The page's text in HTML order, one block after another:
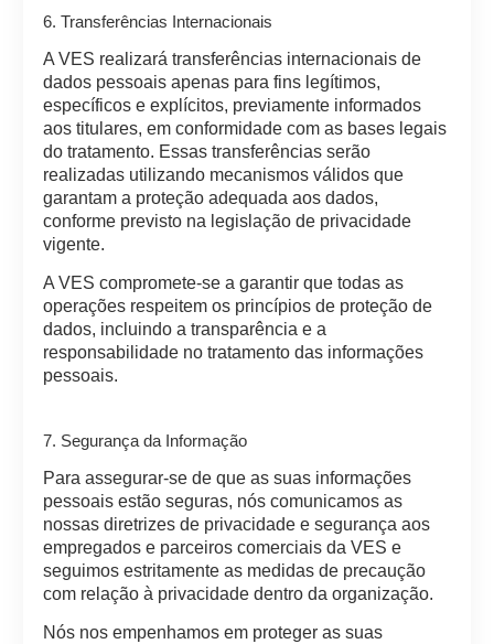
6. Transferências Internacionais
A VES realizará transferências internacionais de
dados pessoais apenas para fins legítimos,
específicos e explícitos, previamente informados
aos titulares, em conformidade com as bases legais
do tratamento. Essas transferências serão
realizadas utilizando mecanismos válidos que
garantam a proteção adequada aos dados,
conforme previsto na legislação de privacidade
vigente.
A VES compromete-se a garantir que todas as
operações respeitem os princípios de proteção de
dados, incluindo a transparência e a
responsabilidade no tratamento das informações
pessoais.
7. Segurança da Informação
Para assegurar-se de que as suas informações
pessoais estão seguras, nós comunicamos as
nossas diretrizes de privacidade e segurança aos
empregados e parceiros comerciais da VES e
seguimos estritamente as medidas de precaução
com relação à privacidade dentro da organização.
Nós nos empenhamos em proteger as suas